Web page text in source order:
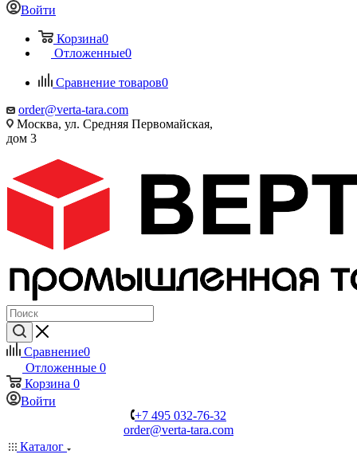
Войти
Корзина0
Отложенные0
Сравнение товаров0
order@verta-tara.com
Москва, ул. Средняя Первомайская,
дом 3
Сравнение0
Отложенные 0
Корзина 0
Войти
+7 495 032-76-32
order@verta-tara.com
Каталог